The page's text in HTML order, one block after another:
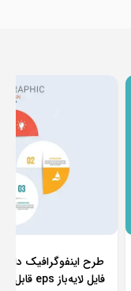
طرح اینفوگرافیک
فایل لایه‌باز eps قابل ویرایش